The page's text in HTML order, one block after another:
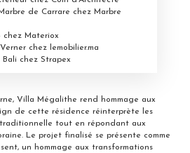
de Carrare chez Marbre
chez Materiox
chez lemobilier.ma
chez Strapex
Villa Mégalithe rend hommage aux
de cette résidence réinterprète les
tout en répondant aux
Le projet finalisé se présente comme
un hommage aux transformations